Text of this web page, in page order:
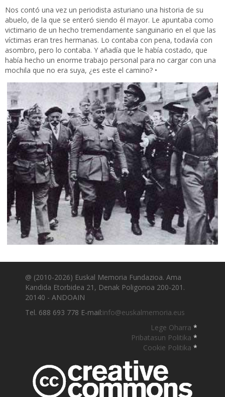
Nos contó una vez un periodista asturiano una historia de su
abuelo, de la que se enteró siendo él mayor. Le apuntaba como
victimario de un hecho tremendamente sanguinario en el que las
víctimas eran tres hermanas. Lo contaba con pena, todavía con
asombro, pero lo contaba. Y añadía que le había costado, que
había hecho un enorme trabajo personal para no cargar con una
mochila que no era suya, ¿es este el camino? •
@ (2010-2026) Euskal Memoria Fundazioa. Ama
Kandida Etorbidea 21, Denak Poligonoa 200-201.
20140 - ANDOAIN
Tel. 688 693 778 E-mail:info@euskalmemoria.eus
Lege Oharra *
Pribatasun Politika *
Cookie Politika *